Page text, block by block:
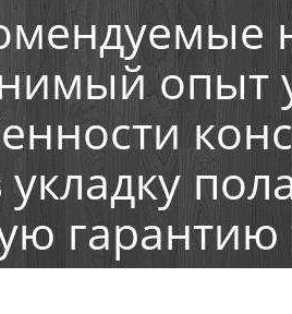
опыт
укладку
гарантию
по